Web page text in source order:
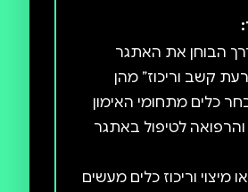
הבוחן את האתגר
קשב וריכוז” מהן
כלים מתחומי האימון
והרפואה לטיפול באתגר
וריכוז כלים מעשים